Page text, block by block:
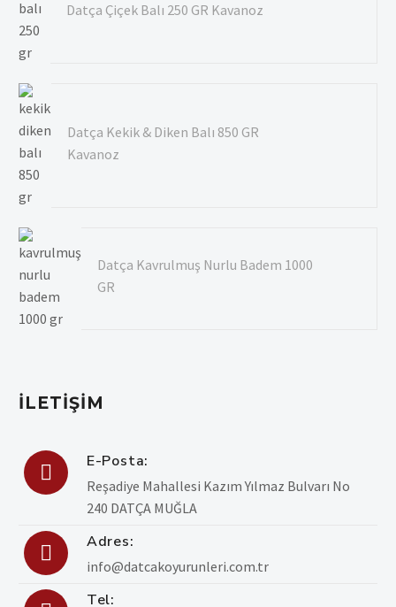
Datça Çiçek Balı 250 GR Kavanoz
Datça Kekik & Diken Balı 850 GR
Kavanoz
Datça Kavrulmuş Nurlu Badem 1000
GR
İLETIŞIM
 E-Posta:
Reşadiye Mahallesi Kazım Yılmaz Bulvarı No
240 DATÇA MUĞLA
 Adres:
info@datcakoyurunleri.com.tr
Tel: